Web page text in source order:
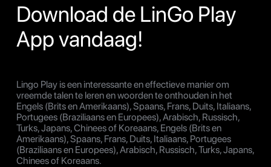
Download de LinGo Play
App vandaag!
Lingo Play is een interessante en effectieve manier om
vreemde talen te leren en woorden te onthouden in het
Engels (Brits en Amerikaans), Spaans, Frans, Duits, Italiaans,
Portugees (Braziliaans en Europees), Arabisch, Russisch,
Turks, Japans, Chinees of Koreaans, Engels (Brits en
Amerikaans), Spaans, Frans, Duits, Italiaans, Portugees
(Braziliaans en Europees), Arabisch, Russisch, Turks, Japans,
Chinees of Koreaans.